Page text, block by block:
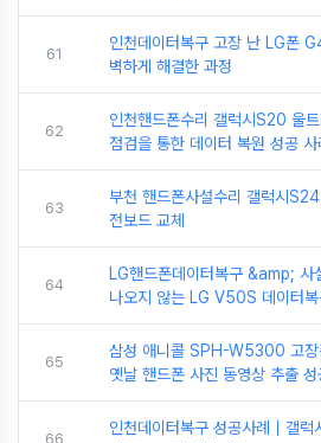
61
인천데이터복구 고장 난 LG폰
벽하게 해결한 과정
62
인천핸드폰수리 갤럭시S20 울
점검을 통한 데이터 복원 성공 사
63
부천 핸드폰사설수리 갤럭시
전보드 교체
64
LG핸드폰데이터복구 &amp; 사
나오지 않는 LG V50S 데이터복
65
삼성 애니콜 SPH-W5300 고장
옛날 핸드폰 사진 동영상 추출 성
66
인천데이터복구 성공사례｜갤